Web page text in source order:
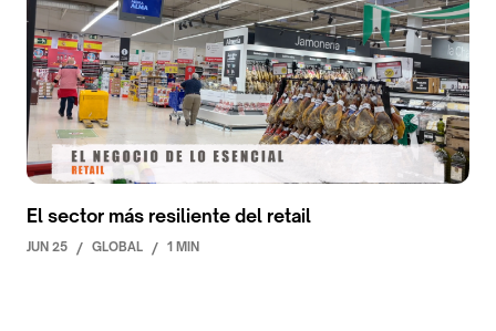
El sector más resiliente del retail
JUN 25 / GLOBAL / 1 MIN